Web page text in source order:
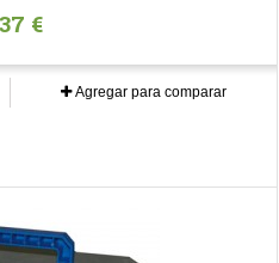
€
Agregar para comparar